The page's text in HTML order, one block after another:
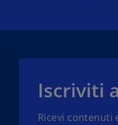
Iscriviti
Ricevi contenuti